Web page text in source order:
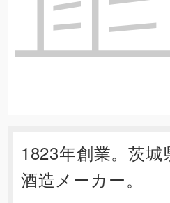
1823年創業。茨
酒造メーカー。